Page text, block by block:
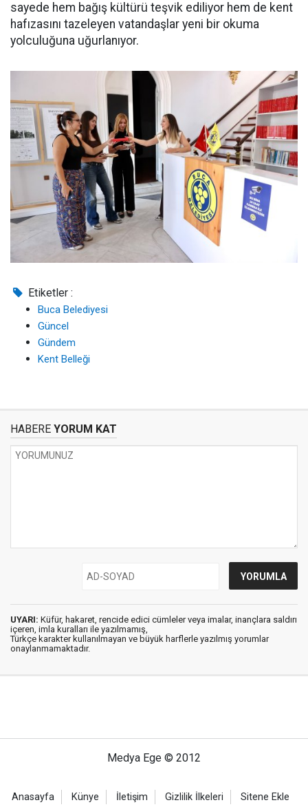
sayede hem bağış kültürü teşvik ediliyor hem de kent
hafızasını tazeleyen vatandaşlar yeni bir okuma
yolculuğuna uğurlanıyor.
Etiketler :
Buca Belediyesi
Güncel
Gündem
Kent Belleği
HABERE YORUM KAT
UYARI: Küfür, hakaret, rencide edici cümleler veya imalar, inançlara saldırı
içeren, imla kuralları ile yazılmamış,
Türkçe karakter kullanılmayan ve büyük harflerle yazılmış yorumlar
onaylanmamaktadır.
Medya Ege © 2012
Anasayfa Künye İletişim Gizlilik İlkeleri Sitene Ekle